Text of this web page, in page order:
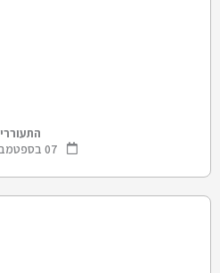
התעוררי
07 בספטמבר 2026